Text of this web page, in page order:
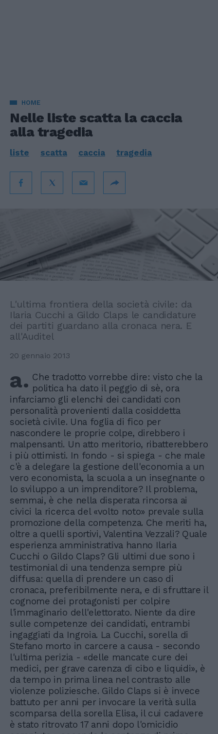
HOME
Nelle liste scatta la caccia
alla tragedia
liste scatta caccia tragedia
L'ultima frontiera della società civile: da
Ilaria Cucchi a Gildo Claps le candidature
dei partiti guardano alla cronaca nera. E
all'Auditel
20 gennaio 2013
a. Che tradotto vorrebbe dire: visto che la
politica ha dato il peggio di sè, ora
infarciamo gli elenchi dei candidati con
personalità provenienti dalla cosiddetta
società civile. Una foglia di fico per
nascondere le proprie colpe, direbbero i
malpensanti. Un atto meritorio, ribatterebbero
i più ottimisti. In fondo - si spiega - che male
c'è a delegare la gestione dell'economia a un
vero economista, la scuola a un insegnante o
lo sviluppo a un imprenditore? Il problema,
semmai, è che nella disperata rincorsa ai
civici la ricerca del «volto noto» prevale sulla
promozione della competenza. Che meriti ha,
oltre a quelli sportivi, Valentina Vezzali? Quale
esperienza amministrativa hanno Ilaria
Cucchi o Gildo Claps? Gli ultimi due sono i
testimonial di una tendenza sempre più
diffusa: quella di prendere un caso di
cronaca, preferibilmente nera, e di sfruttare il
cognome dei protagonisti per colpire
l'immaginario dell'elettorato. Niente da dire
sulle competenze dei candidati, entrambi
ingaggiati da Ingroia. La Cucchi, sorella di
Stefano morto in carcere a causa - secondo
l'ultima perizia - «delle mancate cure dei
medici, per grave carenza di cibo e liquidi», è
da tempo in prima linea nel contrasto alle
violenze poliziesche. Gildo Claps si è invece
battuto per anni per invocare la verità sulla
scomparsa della sorella Elisa, il cui cadavere
è stato ritrovato 17 anni dopo l'omicidio